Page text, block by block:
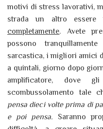
motivi di stress lavorativi,
strada un altro essere
completamente. Avete
possono
sarcastica, i migliori amici
a quintali, giorno dopo
amplificatore, dove
scombussolamento tale
pensa dieci volte prima di
e poi pensa. Saranno